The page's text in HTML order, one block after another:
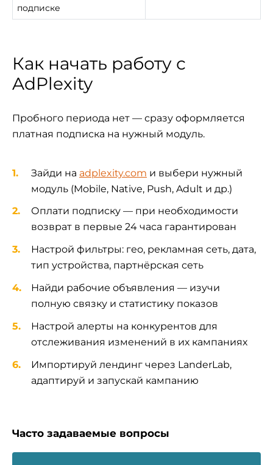
подписке
Как начать работу с
AdPlexity
Пробного периода нет — сразу оформляется
платная подписка на нужный модуль.
Зайди на adplexity.com и выбери нужный
модуль (Mobile, Native, Push, Adult и др.)
Оплати подписку — при необходимости
возврат в первые 24 часа гарантирован
Настрой фильтры: гео, рекламная сеть, дата,
тип устройства, партнёрская сеть
Найди рабочие объявления — изучи
полную связку и статистику показов
Настрой алерты на конкурентов для
отслеживания изменений в их кампаниях
Импортируй лендинг через LanderLab,
адаптируй и запускай кампанию
Часто задаваемые вопросы